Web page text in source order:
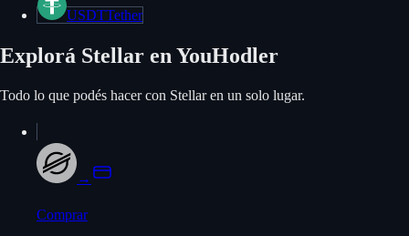
USDTTether
Explorá Stellar en YouHodler
Todo lo que podés hacer con Stellar en un solo lugar.
→
Comprar